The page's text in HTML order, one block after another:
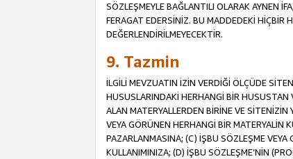
SÖZLEŞMEYLE BAĞLANTILI OLARAK AYNEN
FERAGAT EDERSİNİZ. BU MADDEDEKİ HİÇBİR
DEĞERLENDİRİLMEYECEKTİR.
9. Tazmin
İLGİLİ MEVZUATIN İZİN VERDİĞİ ÖLÇÜDE
HUSUSLARINDAKİ HERHANGİ BİR HUSUSTAN
ALAN MATERYALLERDEN BİRİNE VE
VEYA GÖRÜNEN HERHANGİ BİR MATERYALİN
PAZARLANMASINA; (C) İŞBU SÖZLEŞME
KULLANIMINIZA; (D) İŞBU SÖZLEŞME’NİN